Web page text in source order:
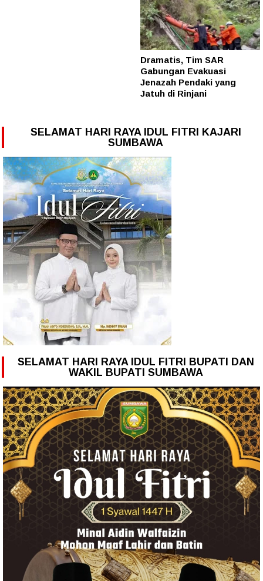
Dramatis, Tim SAR
Gabungan Evakuasi
Jenazah Pendaki yang
Jatuh di Rinjani
SELAMAT HARI RAYA IDUL FITRI KAJARI
SUMBAWA
SELAMAT HARI RAYA IDUL FITRI BUPATI DAN
WAKIL BUPATI SUMBAWA